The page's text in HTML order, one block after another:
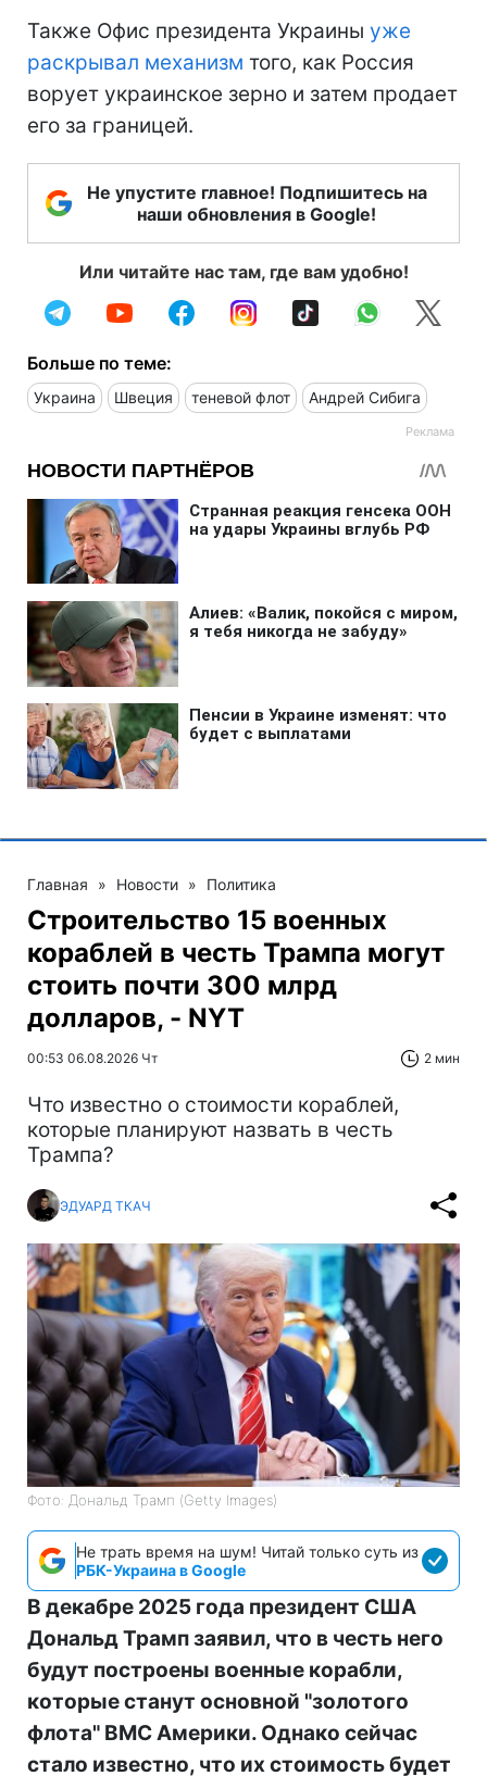
Также Офис президента Украины уже
раскрывал механизм того, как Россия
ворует украинское зерно и затем продает
его за границей.
Не упустите главное! Подпишитесь на
наши обновления в Google!
Или читайте нас там, где вам удобно!
Больше по теме:
Украина Швеция теневой флот Андрей Сибига
Главная » Новости » Политика
Строительство 15 военных
кораблей в честь Трампа могут
стоить почти 300 млрд
долларов, - NYT
00:53 06.08.2026 Чт 2 мин
Что известно о стоимости кораблей,
которые планируют назвать в честь
Трампа?
ЭДУАРД ТКАЧ
Фото: Дональд Трамп (Getty Images)
Не трать время на шум! Читай только суть из
РБК-Украина в Google
В декабре 2025 года президент США
Дональд Трамп заявил, что в честь него
будут построены военные корабли,
которые станут основной "золотого
флота" ВМС Америки. Однако сейчас
стало известно, что их стоимость будет